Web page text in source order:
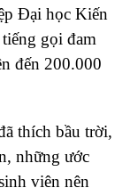
Đại học Kiến
gọi đam
đến 200.000
thích bầu trời,
những ước
viên nên